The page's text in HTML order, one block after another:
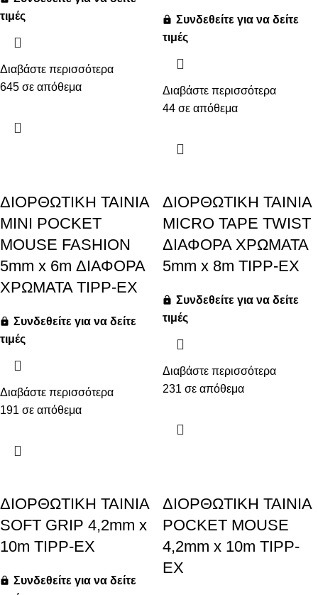
τιμές
Διαβάστε περισσότερα
645 σε απόθεμα
Συνδεθείτε για να δείτε
τιμές
Διαβάστε περισσότερα
44 σε απόθεμα
ΔΙΟΡΘΩΤΙΚΗ ΤΑΙΝΙΑ
MINI POCKET
MOUSE FASHION
5mm x 6m ΔΙΑΦΟΡΑ
ΧΡΩΜΑΤΑ TIPP-EX
Συνδεθείτε για να δείτε
τιμές
Διαβάστε περισσότερα
191 σε απόθεμα
ΔΙΟΡΘΩΤΙΚΗ ΤΑΙΝΙΑ
MICRO TAPE TWIST
ΔΙΑΦΟΡΑ ΧΡΩΜΑΤΑ
5mm x 8m TIPP-EX
Συνδεθείτε για να δείτε
τιμές
Διαβάστε περισσότερα
231 σε απόθεμα
ΔΙΟΡΘΩΤΙΚΗ ΤΑΙΝΙΑ
SOFT GRIP 4,2mm x
10m TIPP-EX
Συνδεθείτε για να δείτε
ΔΙΟΡΘΩΤΙΚΗ ΤΑΙΝΙΑ
POCKET MOUSE
4,2mm x 10m TIPP-
EX